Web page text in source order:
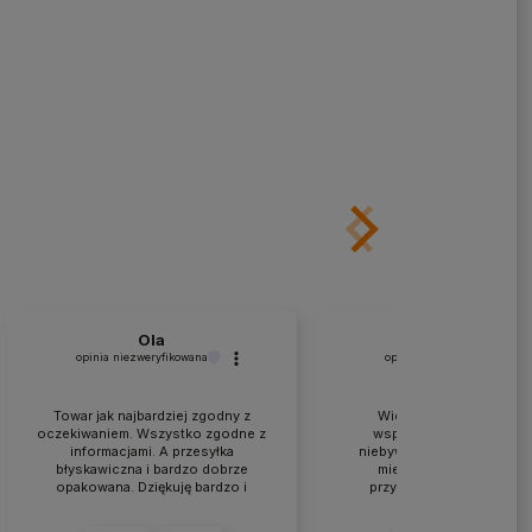
Ola
opinia niezweryfikowana
Towar jak najbardziej zgodny z
oczekiwaniem. Wszystko zgodne z
informacjami. A przesyłka
błyskawiczna i bardzo dobrze
opakowana. Dziękuję bardzo i
opinia niezweryfikowana
Wielkie podziękowania
współpracę i doradztwo
niebywałą skalę. Nie ma
miejsca w Polsce...
przyjechać,